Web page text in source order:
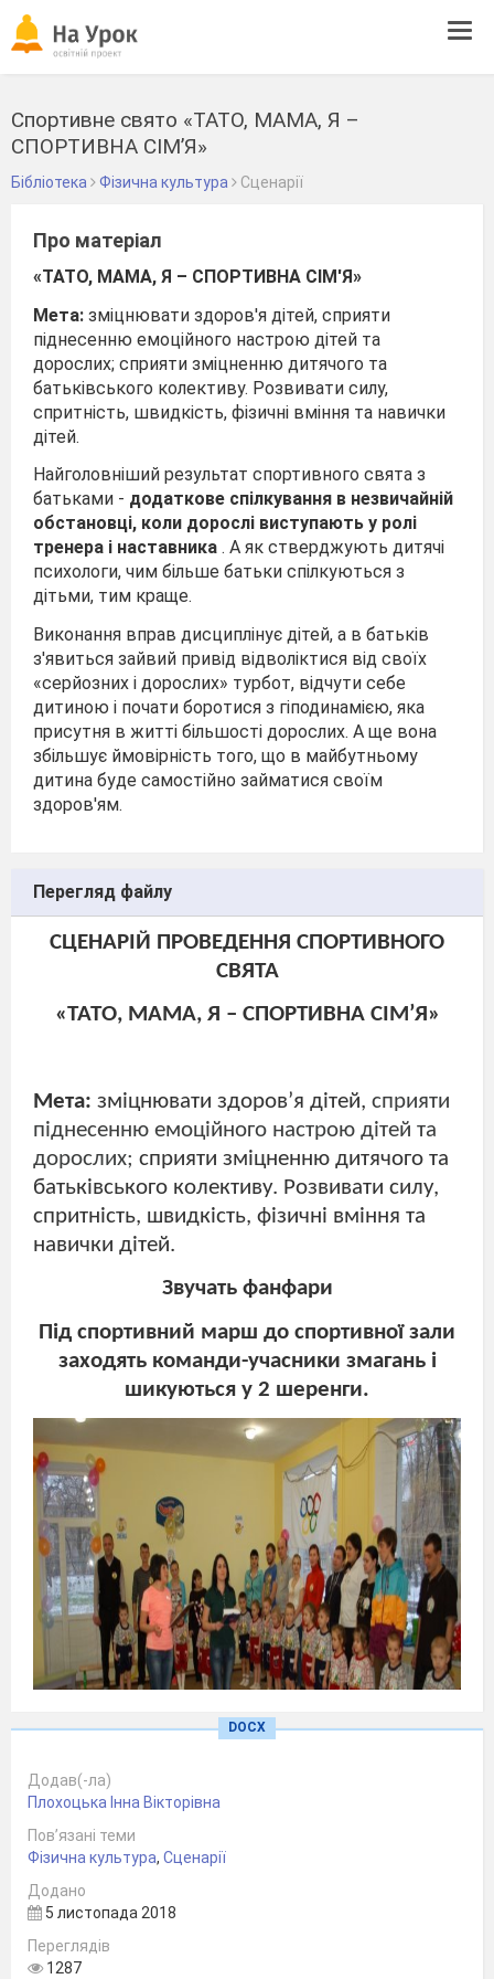
Спортивне свято «ТАТО, МАМА, Я –
СПОРТИВНА СІМ’Я»
Бібліотека Фізична культура Сценарії
Про матеріал
«ТАТО, МАМА, Я – СПОРТИВНА СІМ'Я»
Мета: зміцнювати здоров'я дітей, сприяти
піднесенню емоційного настрою дітей та
дорослих; сприяти зміцненню дитячого та
батьківського колективу. Розвивати силу,
спритність, швидкість, фізичні вміння та навички
дітей.
Найголовніший результат спортивного свята з
батьками - додаткове спілкування в незвичайній
обстановці, коли дорослі виступають у ролі
тренера і наставника . А як стверджують дитячі
психологи, чим більше батьки спілкуються з
дітьми, тим краще.
Виконання вправ дисциплінує дітей, а в батьків
з'явиться зайвий привід відволіктися від своїх
«серйозних і дорослих» турбот, відчути себе
дитиною і почати боротися з гіподинамією, яка
присутня в житті більшості дорослих. А ще вона
збільшує ймовірність того, що в майбутньому
дитина буде самостійно займатися своїм
здоров'ям.
Перегляд файлу
СЦЕНАРІЙ ПРОВЕДЕННЯ СПОРТИВНОГО
СВЯТА
«ТАТО, МАМА, Я – СПОРТИВНА СІМ’Я»
Мета: зміцнювати здоров’я дітей, сприяти
піднесенню емоційного настрою дітей та
дорослих; сприяти зміцненню дитячого та
батьківського колективу. Розвивати силу,
спритність, швидкість, фізичні вміння та
навички дітей.
Звучать фанфари
Під спортивний марш до спортивної зали
заходять команди-учасники змагань і
шикуються у 2 шеренги.
1 ведуча.
Увага, увага! Всім, всім!
DOCX
Додав(-ла)
Плохоцька Інна Вікторівна
Пов’язані теми
Фізична культура, Сценарії
Додано
5 листопада 2018
Переглядів
1287